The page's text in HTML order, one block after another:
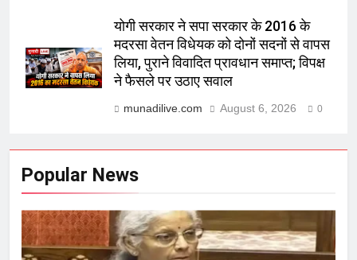
योगी सरकार ने सपा सरकार के 2016 के
मदरसा वेतन विधेयक को दोनों सदनों से वापस
लिया, पुराने विवादित प्रावधान समाप्त; विपक्ष
ने फैसले पर उठाए सवाल
munadilive.com August 6, 2026 0
Popular News